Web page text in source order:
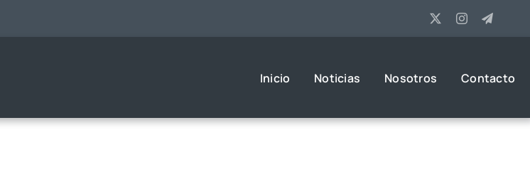
Inicio Noticias Nosotros Contacto